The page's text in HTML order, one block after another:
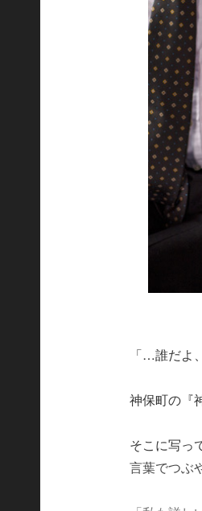
「…誰だよ
神保町の『
そこに写っ
言葉でつぶ